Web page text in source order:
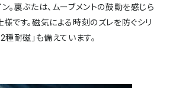
。裏ぶたは、ムーブメントの鼓動を感じら
です。磁気による時刻のズレを防ぐシリ
耐磁」も備えています。